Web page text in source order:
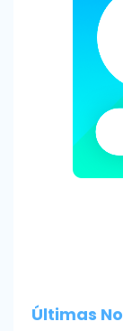
Últimas